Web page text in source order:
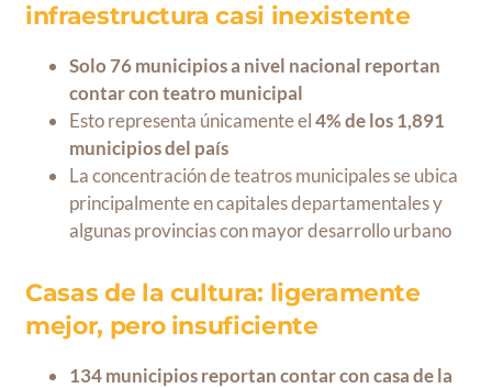
infraestructura casi inexistente
Solo 76 municipios a nivel nacional reportan
contar con teatro municipal
Esto representa únicamente el4% de los 1,891
municipios del país
La concentración de teatros municipales se ubica
principalmente en capitales departamentales y
algunas provincias con mayor desarrollo urbano
Casas de la cultura: ligeramente
mejor, pero insuficiente
134 municipios reportan contar con casa de la